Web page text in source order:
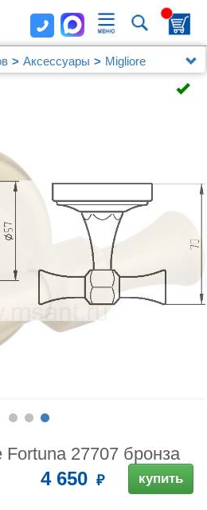
Аксессуары
Migliore
27707 бронза
27707 бронза
4 650 купить